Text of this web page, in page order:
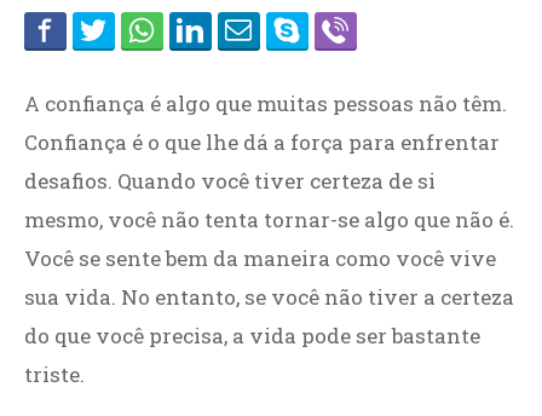
A confiança é algo que muitas pessoas não têm.
Confiança é o que lhe dá a força para enfrentar
desafios. Quando você tiver certeza de si
mesmo, você não tenta tornar-se algo que não é.
Você se sente bem da maneira como você vive
sua vida. No entanto, se você não tiver a certeza
do que você precisa, a vida pode ser bastante
triste.